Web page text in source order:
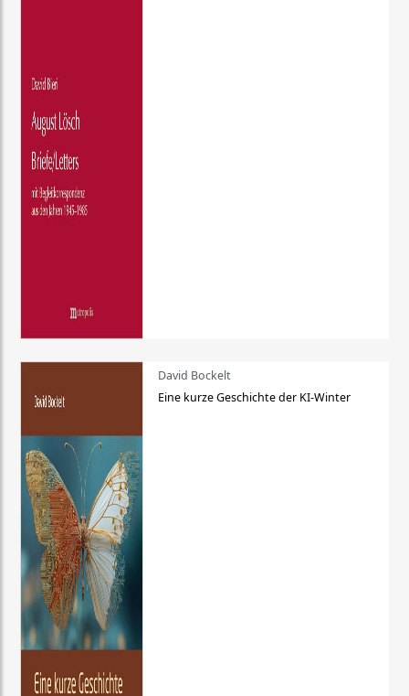
David Bockelt
Eine kurze Geschichte der KI-Winter